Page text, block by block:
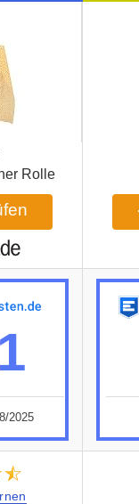
Rolle
2025